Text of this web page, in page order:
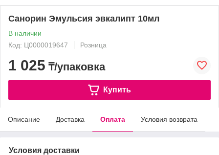
Санорин Эмульсия эвкалипт 10мл
В наличии
Код: Ц0000019647
Розница
1 025 ₸/упаковка
Купить
Описание Доставка Оплата Условия возврата
Условия доставки